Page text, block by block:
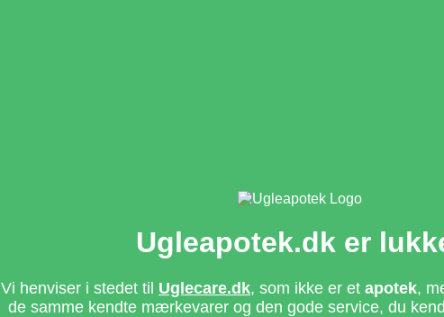
Ugleapotek.dk er
Vi henviser i stedet til Uglecare.dk, som ikke er et apotek,
de samme kendte mærkevarer og den gode service, du